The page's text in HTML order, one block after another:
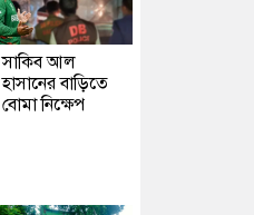
সাকিব আল
হাসানের বাড়িতে
বোমা নিক্ষেপ